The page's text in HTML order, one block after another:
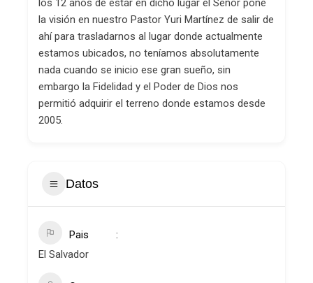
los 12 años de estar en dicho lugar el Señor pone
la visión en nuestro Pastor Yuri Martínez de salir de
ahí para trasladarnos al lugar donde actualmente
estamos ubicados, no teníamos absolutamente
nada cuando se inicio ese gran sueño, sin
embargo la Fidelidad y el Poder de Dios nos
permitió adquirir el terreno donde estamos desde
2005.
Datos
Pais
El Salvador